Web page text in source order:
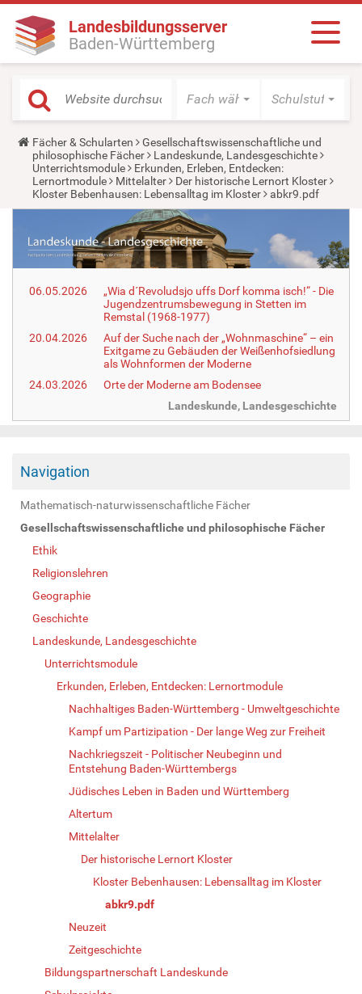
Landesbildungsserver
Baden-Württemberg
Fach wählen Schulstufe
Y
o
u
a
r
e
r
e
:
Fächer & Schularten
Gesellschaftswissenschaftliche und
philosophische Fächer
Landeskunde, Landesgeschichte
Unterrichtsmodule
Erkunden, Erleben, Entdecken:
Lernortmodule
Mittelalter
Der historische Lernort Kloster
Kloster Bebenhausen: Lebensalltag im Kloster
abkr9.pdf
06.05.2026
„Wia d´Revoludsjo uffs Dorf komma isch!“ - Die
Jugendzentrumsbewegung in Stetten im
Remstal (1968-1977)
20.04.2026
Auf der Suche nach der „Wohnmaschine“ – ein
Exitgame zu Gebäuden der Weißenhofsiedlung
als Wohnformen der Moderne
24.03.2026
Orte der Moderne am Bodensee
Landeskunde, Landesgeschichte
Navigation
Mathematisch-naturwissenschaftliche Fächer
Gesellschaftswissenschaftliche und philosophische Fächer
Ethik
Religionslehren
Geographie
Geschichte
Landeskunde, Landesgeschichte
Unterrichtsmodule
Erkunden, Erleben, Entdecken: Lernortmodule
Nachhaltiges Baden-Württemberg - Umweltgeschichte
Kampf um Partizipation - Der lange Weg zur Freiheit
Nachkriegszeit - Politischer Neubeginn und
Entstehung Baden-Württembergs
Jüdisches Leben in Baden und Württemberg
Altertum
Mittelalter
Der historische Lernort Kloster
Kloster Bebenhausen: Lebensalltag im Kloster
abkr9.pdf
Neuzeit
Zeitgeschichte
Bildungspartnerschaft Landeskunde